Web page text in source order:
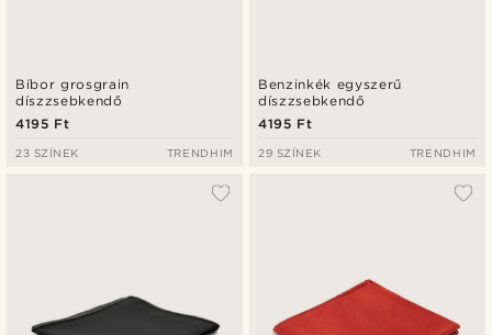
Bíbor grosgrain
díszzsebkendő
4195 Ft
23 SZÍNEK TRENDHIM
Benzinkék egyszerű
díszzsebkendő
4195 Ft
29 SZÍNEK TRENDHIM